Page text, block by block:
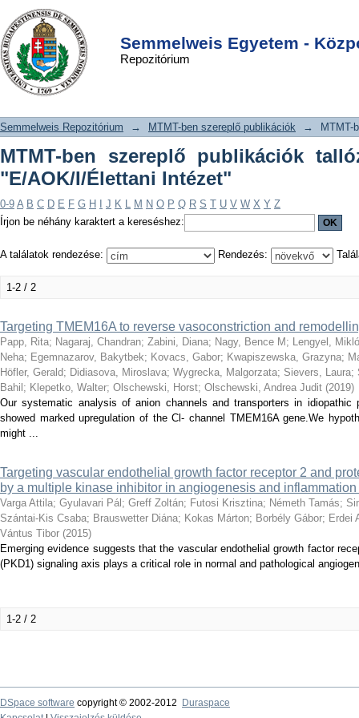
Semmelweis Egyetem -
Repozitórium
MTMT-ben szereplő publikációk
tallózása szerző szerint "E/AOK/I/
Élettani Intézet"
DSpace/Manakin Repository
Semmelweis Repozitórium → MTMT-ben szereplő publikációk → MTMT-
MTMT-ben szereplő publikációk
"E/AOK/I/Élettani Intézet"
0-9 A B C D E F G H J K L M N O P Q R S T U V W X Y Z
Írjon be néhány karaktert a kereséshez:
A találatok rendezése: Rendezés:
1-2 / 2
Targeting TMEM16A to reverse vasoconstriction and
Papp, Rita; Nagaraj, Chandran; Zabini, Diana; Nagy, Bence M ; Lengyel,
Neha; Egemnazarov, Bakytbek; Kovacs, Gabor; Kwapiszewska, Grazyna;
Höfler, Gerald; Didiasova, Miroslava; Wygrecka, Malgorzata; Sievers, Laura;
Bahil ; Klepetko, Walter; Olschewski, Horst; Olschewski, Andrea Judit (2019)
Our systematic analysis of anion channels and transporters in idiopathic
showed marked upregulation of the Cl- channel TMEM16A gene.We
might ...
Targeting vascular endothelial growth factor receptor 2 and
by a multiple kinase inhibitor in angiogenesis and
Varga Attila; Gyulavari Pál ; Greff Zoltán; Futosi Krisztina; Németh Tamás;
Szántai-Kis Csaba; Brauswetter Diána; Kokas Márton; Borbély Gábor; Erdei
Vántus Tibor (2015)
Emerging evidence suggests that the vascular endothelial growth factor
(PKD1) signaling axis plays a critical role in normal and pathological
1-2 / 2
DSpace software copyright © 2002-2012
Duraspace